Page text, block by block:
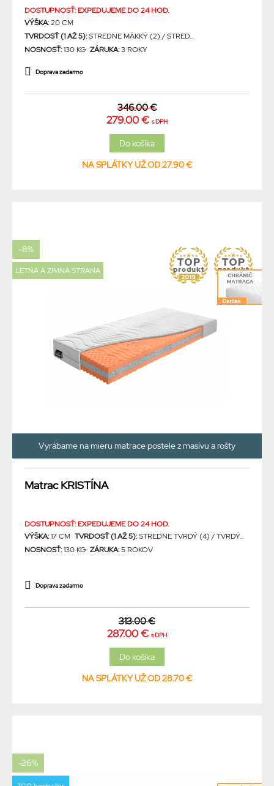
DOSTUPNOSŤ: EXPEDUJEME DO 24 HOD.
VÝŠKA:20 CM
TVRDOSŤ (1 AŽ 5):STREDNE MÄKKÝ (2) / STRED...
NOSNOSŤ:130 KG ZÁRUKA:3 ROKY
Doprava zadarmo
346.00 €
279.00 € s DPH
NA SPLÁTKY UŽ OD 27.90 €
-8%
LETNÁ A ZIMNÁ STRANA
Vyrábame na mieru matrace postele z masívu a rošty
Matrac KRISTÍNA
DOSTUPNOSŤ: EXPEDUJEME DO 24 HOD.
VÝŠKA:17 CM TVRDOSŤ (1 AŽ 5):STREDNE TVRDÝ (4) / TVRDÝ...
NOSNOSŤ:130 KG ZÁRUKA:5 ROKOV
Doprava zadarmo
313.00 €
287.00 € s DPH
NA SPLÁTKY UŽ OD 28.70 €
-26%